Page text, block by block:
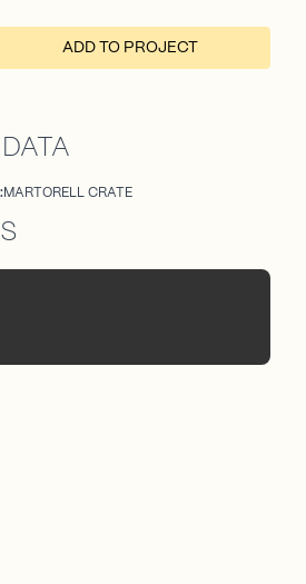
ADD TO PROJECT
MARTORELL CRATE